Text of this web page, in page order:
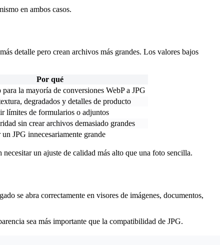
en ambos casos.
detalle pero crean archivos más grandes. Los valores bajos
Por qué
la mayoría de conversiones WebP a JPG
degradados y detalles de producto
límites de formularios o adjuntos
sin crear archivos demasiado grandes
JPG innecesariamente grande
un ajuste de calidad más alto que una foto sencilla.
se abra correctamente en visores de imágenes, documentos,
sea más importante que la compatibilidad de JPG.